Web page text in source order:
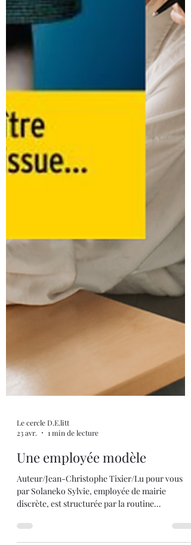
Le cercle D.E.litt
Une employée modèle
par Solaneko Sylvie, employée de mairie
discrète, est structurée par la routine